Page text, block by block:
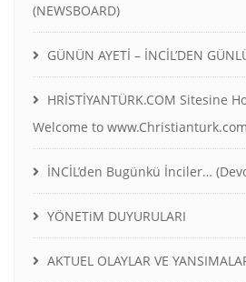
(NEWSBOARD)
GÜNÜN AYETİ – İNCİL’DEN
HRİSTİYANTÜRK.COM Sitesine
Welcome to www.Christianturk.com
İNCİL’den Bugünkü İnciler…
YÖNETiM DUYURULARI
AKTUEL OLAYLAR VE